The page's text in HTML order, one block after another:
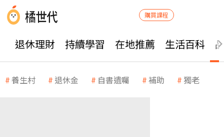
購買課程
退休理財 持續學習 在地推薦 生活百科
養生村 退休金 自書遺囑 補助 獨老